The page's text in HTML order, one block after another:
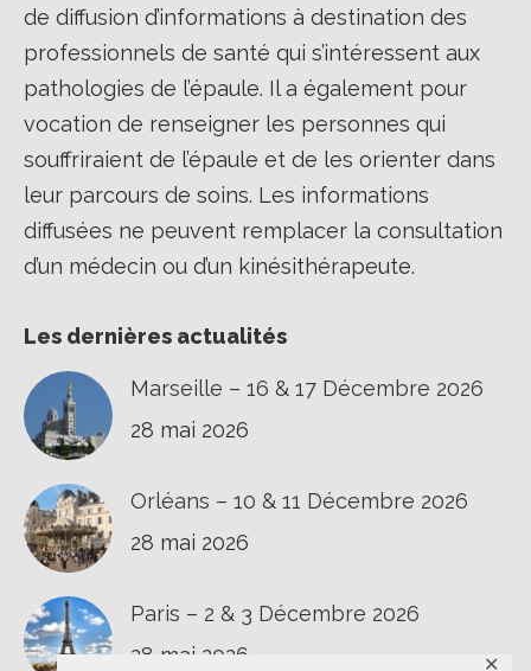
✕
de diffusion d’informations à destination des
professionnels de santé qui s’intéressent aux
pathologies de l’épaule. Il a également pour
vocation de renseigner les personnes qui
souffriraient de l’épaule et de les orienter dans
leur parcours de soins. Les informations
diffusées ne peuvent remplacer la consultation
d’un médecin ou d’un kinésithérapeute.
Les dernières actualités
Marseille – 16 & 17 Décembre 2026
28 mai 2026
Orléans – 10 & 11 Décembre 2026
28 mai 2026
Paris – 2 & 3 Décembre 2026
28 mai 2026